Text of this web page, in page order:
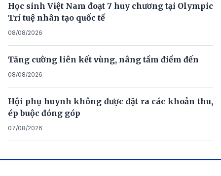
Học sinh Việt Nam đoạt 7 huy chương tại Olympic
Trí tuệ nhân tạo quốc tế
08/08/2026
Tăng cường liên kết vùng, nâng tầm điểm đến
08/08/2026
Hội phụ huynh không được đặt ra các khoản thu,
ép buộc đóng góp
07/08/2026